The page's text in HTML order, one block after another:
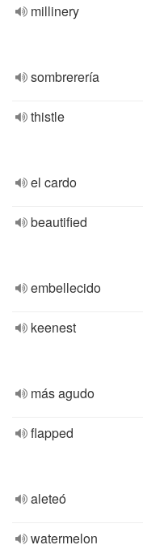
millinery
sombrerería
thistle
el cardo
beautified
embellecido
keenest
más agudo
flapped
aleteó
watermelon